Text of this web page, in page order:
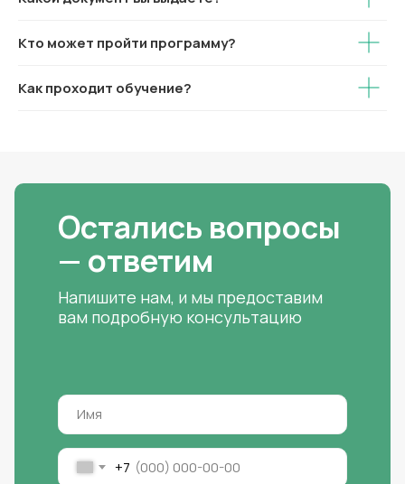
Кто может пройти программу?
Как проходит обучение?
+7
Остались вопросы
— ответим
Напишите нам, и мы предоставим
вам подробную консультацию